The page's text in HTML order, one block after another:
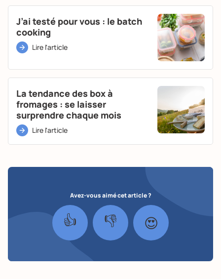
J’ai testé pour vous : le batch
cooking
Lire l'article
La tendance des box à
fromages : se laisser
surprendre chaque mois
Lire l'article
Avez-vous aimé cet article ?
👍 👎 😍